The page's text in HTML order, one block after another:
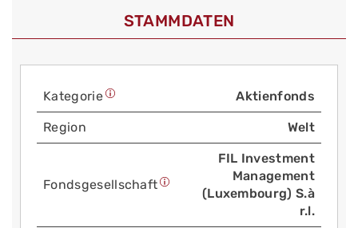
STAMMDATEN
Kategorie Aktienfonds
Region Welt
Fonds­gesellschaft
FIL Investment
Management
(Luxembourg) S.à
r.l.